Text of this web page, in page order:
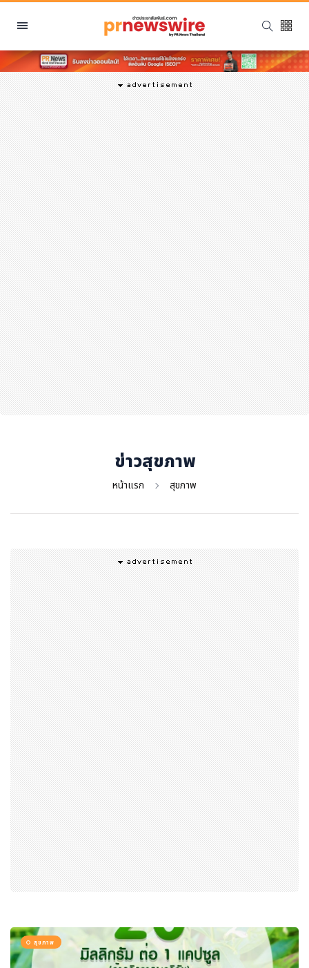
หมวดหมู่
พีอาร์ นิวส์ไวร์
สินค้า, บริการ
โปรโมชั่น
งานอีเว้นท์
รีวิว
บันเทิง
นักแสดง, นักร้อง, โมเดล
อินฟลูเอนเซอร์
ไลฟ์สไตล์
ความงาม
แฟชั่น
สุขภาพ
กีฬา
อาหาร, เครื่องดื่ม
ท่องเที่ยว
โรงแรม, ที่พัก
การศึกษา
ศิลปะ, วัฒนธรรม
ศาสนา
การเมือง
ราชการ, รัฐวิสาหกิจ
ธุรกิจ, สังคม
เศรษฐกิจ, การเงิน
การเกษตร
พลังงาน, สิ่งแวดล้อม
ยานยนต์
ขนส่ง
การงาน, อาชีพ
กิจกรรม
อบรมสัมมนา
เอเชีย
ภาษาจีน
ภาษาญี่ปุ่น
ข่าวสุขภาพ
หน้าแรก สุขภาพ
สุขภาพ